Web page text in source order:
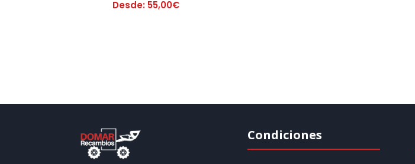
Desde: 55,00€
Condiciones